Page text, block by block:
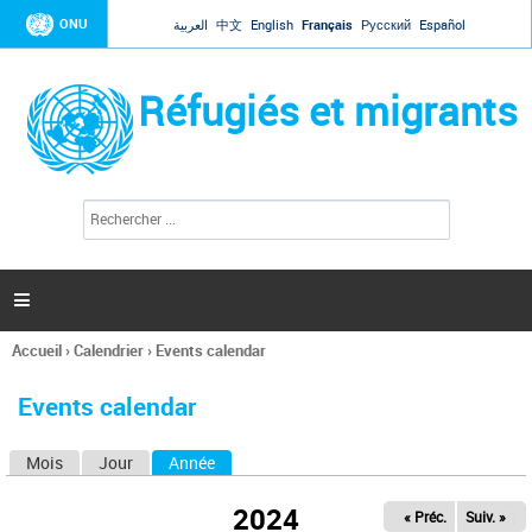
Jump to navigation
ONU العربية 中文 English Français Русский Español
Réfugiés et migrants
l
c
h
e

Vous
ici
Accueil›Calendrier› Events calendar
Events calendar
Mois Jour Année
2024 « Préc. Suiv. »